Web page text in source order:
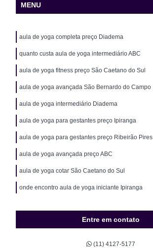
MENU
aula de yoga completa preço Diadema
quanto custa aula de yoga intermediário ABC
aula de yoga fitness preço São Caetano do Sul
aula de yoga avançada São Bernardo do Campo
aula de yoga intermediário Diadema
aula de yoga para gestantes preço Ipiranga
aula de yoga para gestantes preço Ribeirão Pires
aula de yoga avançada preço ABC
aula de yoga cotar São Caetano do Sul
onde encontro aula de yoga iniciante Ipiranga
Entre em contato
(11) 4127-5177